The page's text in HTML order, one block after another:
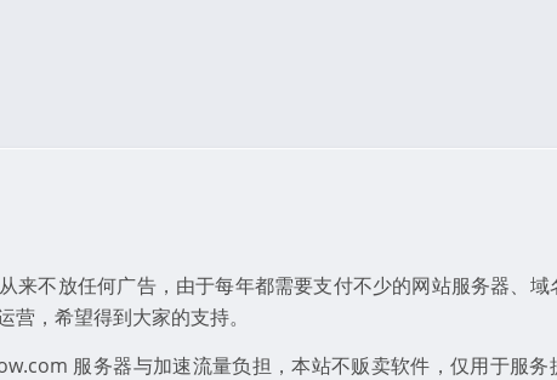
来不放任何广告，由于每年都需要支付不少的网站服务器、域
，希望得到大家的支持。
服务器与加速流量负担，本站不贩卖软件，仅用于服务